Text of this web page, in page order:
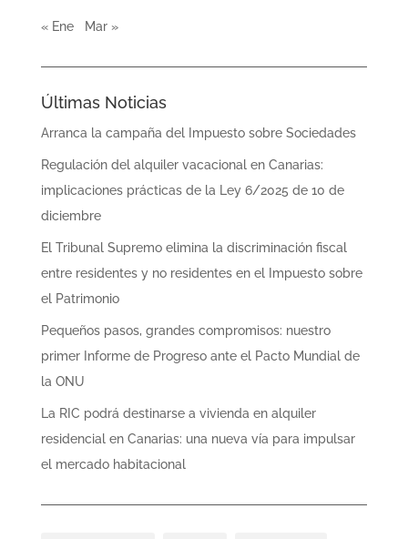
« Ene Mar »
Últimas Noticias
Arranca la campaña del Impuesto sobre Sociedades
Regulación del alquiler vacacional en Canarias:
implicaciones prácticas de la Ley 6/2025 de 10 de
diciembre
El Tribunal Supremo elimina la discriminación fiscal
entre residentes y no residentes en el Impuesto sobre
el Patrimonio
Pequeños pasos, grandes compromisos: nuestro
primer Informe de Progreso ante el Pacto Mundial de
la ONU
La RIC podrá destinarse a vivienda en alquiler
residencial en Canarias: una nueva vía para impulsar
el mercado habitacional